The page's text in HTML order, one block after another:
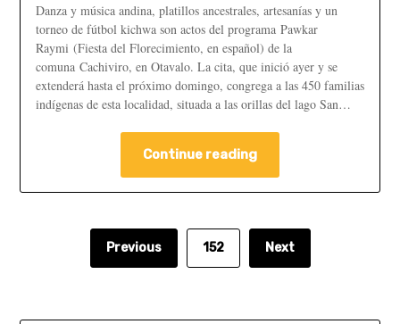
Danza y música andina, platillos ancestrales, artesanías y un
torneo de fútbol kichwa son actos del programa Pawkar
Raymi (Fiesta del Florecimiento, en español) de la
comuna Cachiviro, en Otavalo. La cita, que inició ayer y se
extenderá hasta el próximo domingo, congrega a las 450 familias
indígenas de esta localidad, situada a las orillas del lago San…
Continue reading
Previous 152 Next